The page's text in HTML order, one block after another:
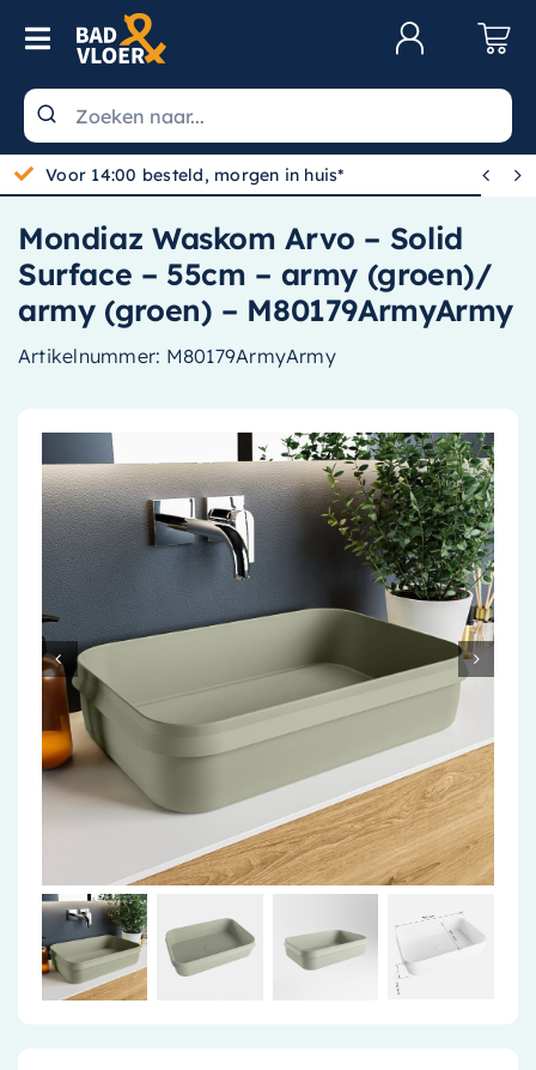
Skip to content
Toggle Navigation
Wastafels
Toiletten
Spiegels
Kranen
Douche
Baden
Radiatoren
Accessoires
Installatiemateriaal
Klimaatbeheersing
PVC
Tegels
Voor 14:00 besteld, morgen in huis*  
Mondiaz Waskom Arvo – Solid
Surface – 55cm – army (groen)/
army (groen) – M80179ArmyArmy
Artikelnummer: M80179ArmyArmy